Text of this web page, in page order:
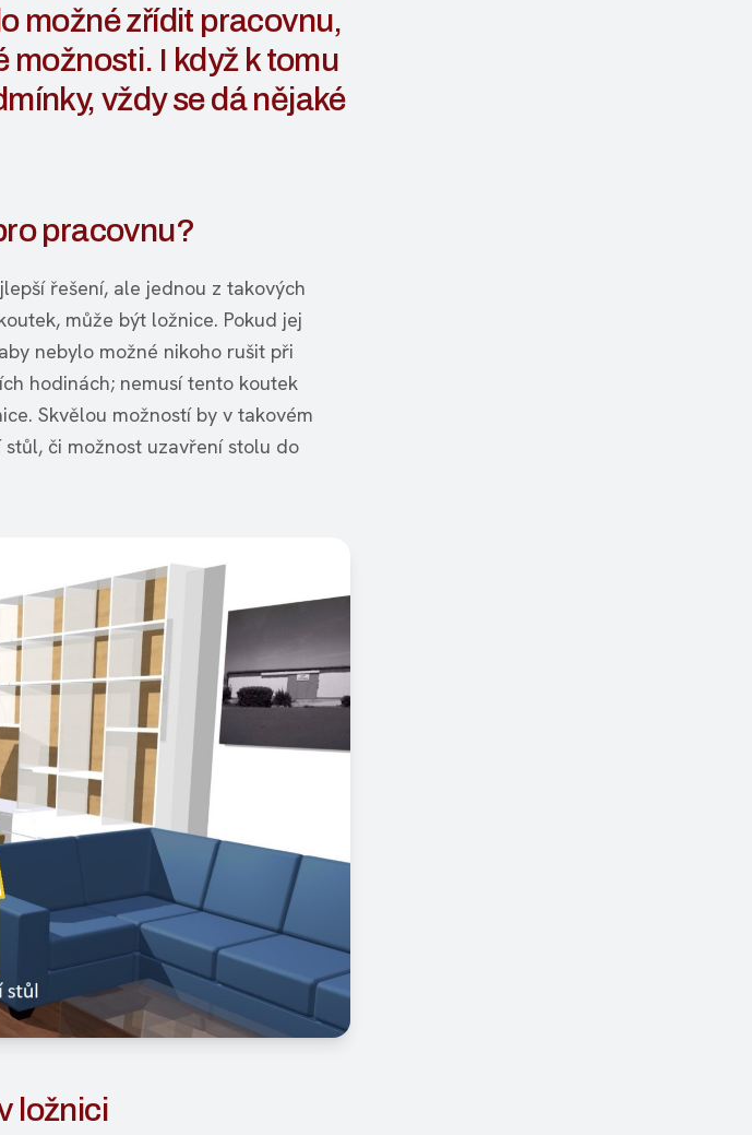
možné zřídit pracovnu,
možnosti. I když k tomu
vždy se dá nějaké
pracovnu?
řešení, ale jednou z takových
může být ložnice. Pokud jej
nebylo možné nikoho rušit při
hodinách; nemusí tento koutek
Skvělou možností by v takovém
či možnost uzavření stolu do
ložnici